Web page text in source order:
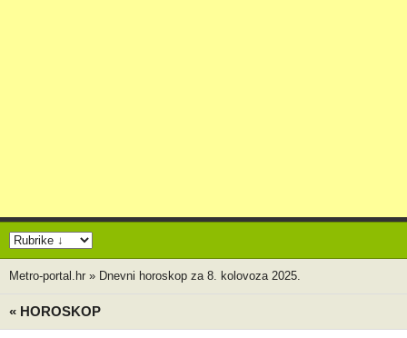
Metro-portal.hr » Dnevni horoskop za 8. kolovoza 2025.
« HOROSKOP